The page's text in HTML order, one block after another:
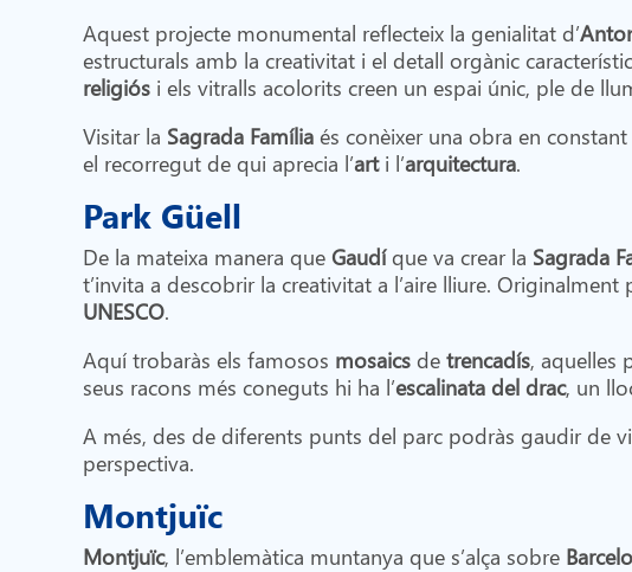
Aquest projecte monumental reflecteix la genialitat d’
estructurals amb la creativitat i el detall orgànic
religiósi els vitralls acolorits creen un espai únic, ple de
Visitar la Sagrada Famíliaés conèixer una obra en
el recorregut de qui aprecia l’art i l’arquitectura.
Park Güell
De la mateixa manera que Gaudíque va crear la Sagrada
t’invita a descobrir la creativitat a l’aire lliure.
UNESCO.
Aquí trobaràs els famosos mosaicsde trencadís, aquelles
seus racons més coneguts hi ha l’escalinata del drac, un
A més, des de diferents punts del parc podràs gaudir de
perspectiva.
Montjuïc
Montjuïc, l’emblemàtica muntanya que s’alça sobre